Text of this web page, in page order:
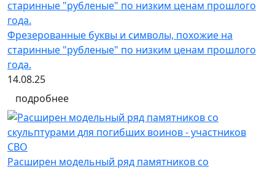
Фрезерованные буквы и символы, похожие на
старинные "рубленые" по низким ценам прошлого
года.
14.08.25
подробнее
Расширен модельный ряд памятников со